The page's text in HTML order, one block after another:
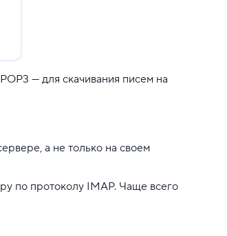
— для скачивания писем на
а не только на своем
по протоколу IMAP. Чаще всего